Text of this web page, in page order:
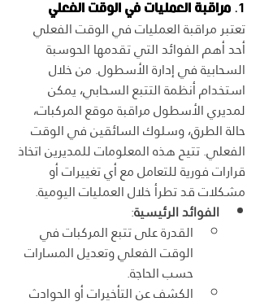
1. مراقبة العمليات في الوقت الفعلي
تعتبر مراقبة العمليات في الوقت الفعلي
أحد أهم الفوائد التي تقدمها الحوسبة
السحابية في إدارة الأسطول. من خلال
استخدام أنظمة التتبع السحابي، يمكن
لمديري الأسطول مراقبة موقع المركبات،
حالة الطرق، وسلوك السائقين في الوقت
الفعلي. تتيح هذه المعلومات للمديرين اتخاذ
قرارات فورية للتعامل مع أي تغييرات أو
مشكلات قد تطرأ خلال العمليات اليومية.
الفوائد الرئيسية:
القدرة على تتبع المركبات في
الوقت الفعلي وتعديل المسارات
حسب الحاجة.
الكشف عن التأخيرات أو الحوادث